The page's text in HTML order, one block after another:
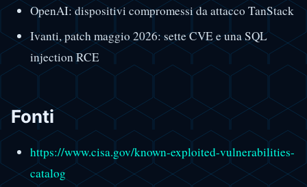
OpenAI: dispositivi compromessi da attacco TanStack
Ivanti, patch maggio 2026: sette CVE e una SQL
injection RCE
Fonti
https://www.cisa.gov/known-exploited-vulnerabilities-
catalog